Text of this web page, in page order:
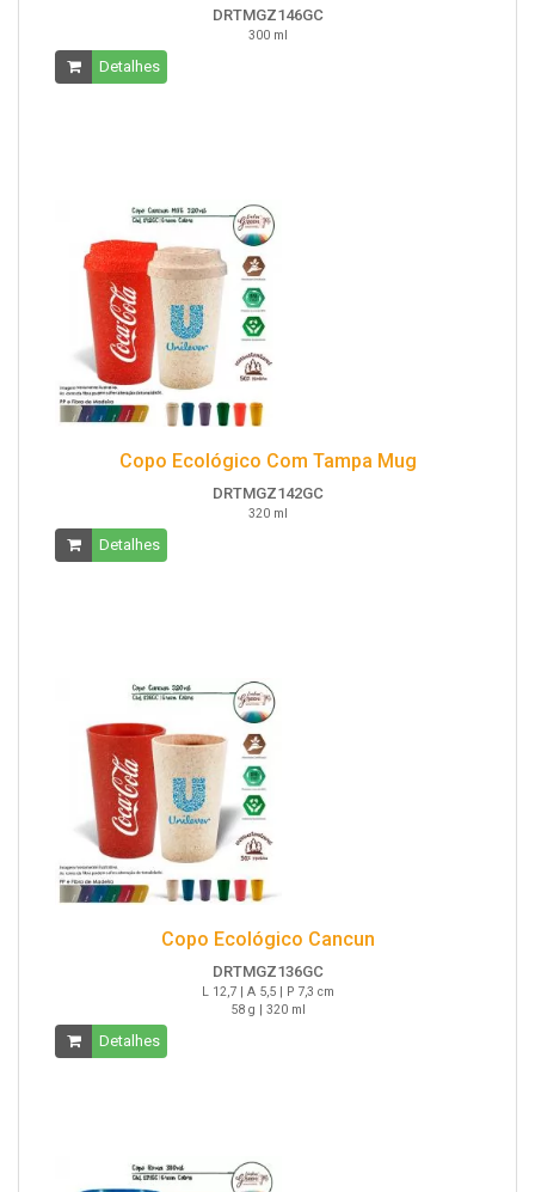
DRTMGZ146GC
300 ml
Detalhes
Copo Ecológico Com Tampa Mug
DRTMGZ142GC
320 ml
Detalhes
Copo Ecológico Cancun
DRTMGZ136GC
L 12,7 | A 5,5 | P 7,3 cm
58 g | 320 ml
Detalhes